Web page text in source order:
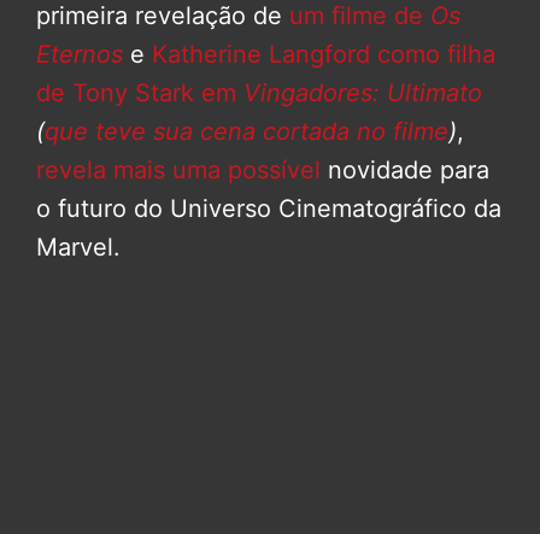
primeira revelação de um filme de Os
Eternos e Katherine Langford como filha
de Tony Stark em Vingadores: Ultimato
(que teve sua cena cortada no filme),
revela mais uma possível novidade para
o futuro do Universo Cinematográfico da
Marvel.